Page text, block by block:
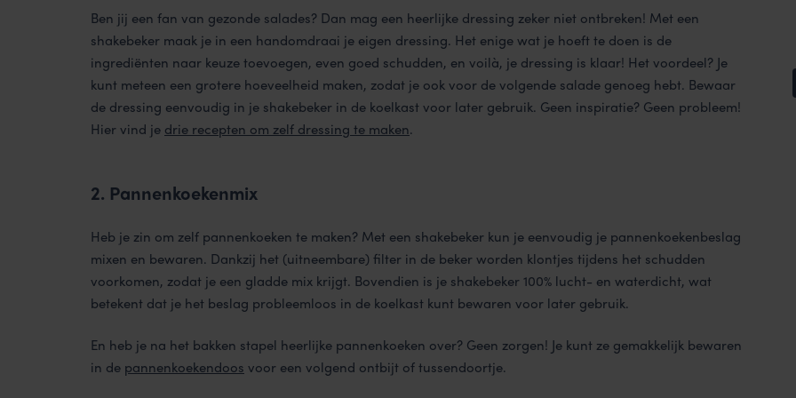
Ben jij een fan van gezonde salades? Dan mag een heerlijke dressing zeker niet ontbreken! Met een
shakebeker maak je in een handomdraai je eigen dressing. Het enige wat je hoeft te doen is de
ingrediënten naar keuze toevoegen, even goed schudden, en voilà, je dressing is klaar! Het voordeel? Je
kunt meteen een grotere hoeveelheid maken, zodat je ook voor de volgende salade genoeg hebt. Bewaar
de dressing eenvoudig in je shakebeker in de koelkast voor later gebruik. Geen inspiratie? Geen probleem!
Hier vind je drie recepten om zelf dressing te maken.
2. Pannenkoekenmix
Heb je zin om zelf pannenkoeken te maken? Met een shakebeker kun je eenvoudig je pannenkoekenbeslag
mixen en bewaren. Dankzij het (uitneembare) filter in de beker worden klontjes tijdens het schudden
voorkomen, zodat je een gladde mix krijgt. Bovendien is je shakebeker 100% lucht- en waterdicht, wat
betekent dat je het beslag probleemloos in de koelkast kunt bewaren voor later gebruik.
En heb je na het bakken stapel heerlijke pannenkoeken over? Geen zorgen! Je kunt ze gemakkelijk bewaren
in de pannenkoekendoos voor een volgend ontbijt of tussendoortje.